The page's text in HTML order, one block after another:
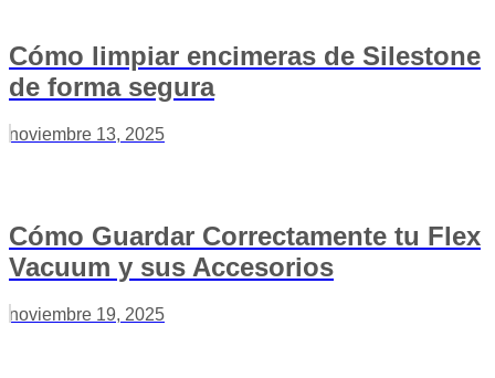
Cómo limpiar encimeras de Silestone
de forma segura
noviembre 13, 2025
Cómo Guardar Correctamente tu Flex
Vacuum y sus Accesorios
noviembre 19, 2025